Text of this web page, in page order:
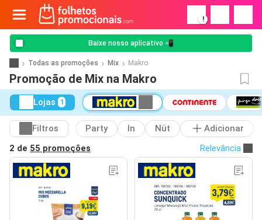
!
Baixe nosso aplicativo 📲
Todas as promoções Mix Makro
Promoção de Mix na Makro
Lojas 1
Filtros Party In Nüt
Adicionar
2 de 55 promoções Relevância